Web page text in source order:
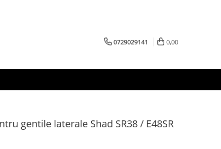
0729029141 0,00
gentile laterale Shad SR38 / E48SR